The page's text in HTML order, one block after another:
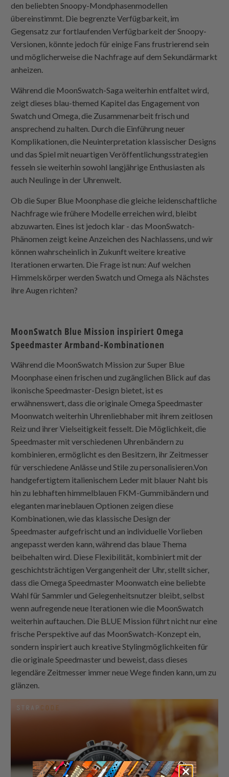
den beliebten Snoopy-Mondphasenmodellen
übereinstimmt. Die begrenzte Verfügbarkeit, im
Gegensatz zur fortlaufenden Verfügbarkeit der Snoopy-
Versionen, könnte jedoch für einige Fans frustrierend sein
und möglicherweise die Nachfrage auf dem Sekundärmarkt
anheizen.
Während die MoonSwatch-Saga weiterhin entfaltet wird,
zeigt dieses blau-themed Kapitel das Engagement von
Swatch und Omega, die Zusammenarbeit frisch und
ansprechend zu halten. Durch die Einführung neuer
Komplikationen, die Neuinterpretation klassischer Designs
und das Spiel mit neuartigen Veröffentlichungsstrategien
fesseln sie weiterhin sowohl langjährige Enthusiasten als
auch Neulinge in der Uhrenwelt.
Ob die Super Blue Moonphase die gleiche leidenschaftliche
Nachfrage wie frühere Modelle erreichen wird, bleibt
abzuwarten. Eines ist jedoch klar - das MoonSwatch-
Phänomen zeigt keine Anzeichen des Nachlassens, und wir
können wahrscheinlich in Zukunft weitere kreative
Iterationen erwarten. Die Frage ist nun: Auf welchen
Himmelskörper werden Swatch und Omega als Nächstes
ihre Augen richten?
MoonSwatch Blue Mission inspiriert Omega
Speedmaster Armband-Kombinationen
Während die MoonSwatch Mission zur Super Blue
Moonphase einen frischen und zugänglichen Blick auf das
ikonische Speedmaster-Design bietet, ist es
erwähnenswert, dass die originale Omega Speedmaster
Moonwatch weiterhin Uhrenliebhaber mit ihrem zeitlosen
Reiz und ihrer Vielseitigkeit fesselt. Die Möglichkeit, die
Speedmaster mit verschiedenen Uhrenbändern zu
kombinieren, ermöglicht es den Besitzern, ihr Zeitmesser
für verschiedene Anlässe und Stile zu personalisieren.Von
handgefertigtem italienischem Leder mit blauer Naht bis
hin zu lebhaften himmelblauen FKM-Gummibändern und
eleganten marineblauen Optionen zeigen diese
Kombinationen, wie das klassische Design der
Speedmaster aufgefrischt und an individuelle Vorlieben
angepasst werden kann, während das blaue Thema
beibehalten wird. Diese Flexibilität, kombiniert mit der
geschichtsträchtigen Vergangenheit der Uhr, stellt sicher,
dass die Omega Speedmaster Moonwatch eine beliebte
Wahl für Sammler und Gelegenheitsnutzer bleibt, selbst
wenn aufregende neue Iterationen wie die MoonSwatch
weiterhin auftauchen. Die BLUE Mission führt nicht nur eine
frische Perspektive auf das MoonSwatch-Konzept ein,
sondern inspiriert auch kreative Stylingmöglichkeiten für
die originale Speedmaster und beweist, dass dieses
legendäre Zeitmesser immer neue Wege finden kann, um zu
glänzen.